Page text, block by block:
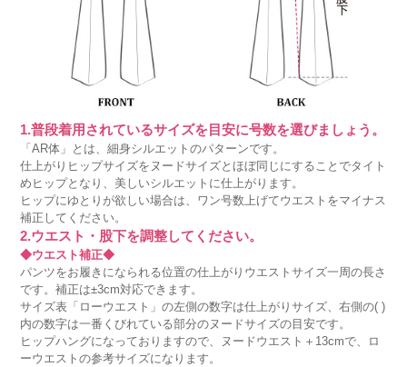
1.普段着用されているサイズを目安に号数を選びましょう。
「AR体」とは、細身シルエットのパターンです。
仕上がりヒップサイズをヌードサイズとほぼ同じにすることでタイト
めヒップとなり、美しいシルエットに仕上がります。
ヒップにゆとりが欲しい場合は、ワン号数上げてウエストをマイナス
補正してください。
2.ウエスト・股下を調整してください。
◆ウエスト補正◆
パンツをお履きになられる位置の仕上がりウエストサイズ一周の長さ
です。補正は±3cm対応できます。
サイズ表「ローウエスト」の左側の数字は仕上がりサイズ、右側の( )
内の数字は一番くびれている部分のヌードサイズの目安です。
ヒップハングになっておりますので、ヌードウエスト＋13cmで、ロ
ーウエストの参考サイズになります。